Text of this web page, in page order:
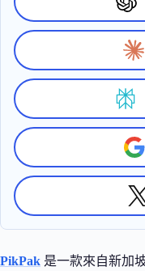
PikPak 是一款來自新加